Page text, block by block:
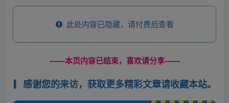
此处内容已隐藏，请付费后查看
------本页内容已结束，喜欢请分享------
感谢您的来访，获取更多精彩文章请收藏本站。